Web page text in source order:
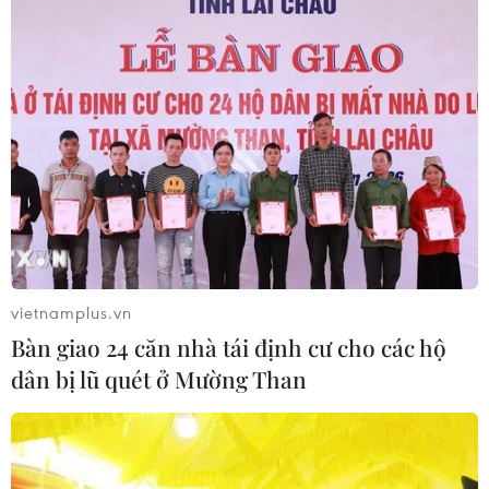
CƠ QUAN CHỦ QUẢN: THÔNG TẤN XÃ VIỆT NAM
Tổng Biên tập: TRẦN TIẾN DUẨN
Phó Tổng Biên tập: NGUYỄN THỊ TÁM, KHÚC THANH
THỦY
Sở hữu trí tuệ
RSS
Hỗ trợ
Ngôn ngữ
TTXVN
Dịch vụ tin
Quảng cáo
Liên hệ
vietnamplus.vn
Bàn giao 24 căn nhà tái định cư cho các hộ
dân bị lũ quét ở Mường Than